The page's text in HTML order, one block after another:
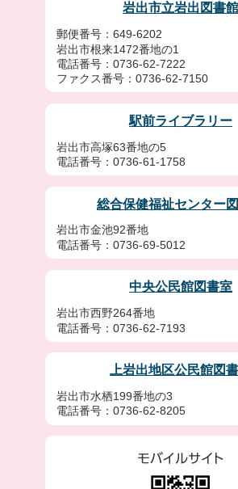
岩出市立岩出図書館
郵便番号：649-6202
岩出市根来1472番地の1
電話番号：0736-62-7222
ファクス番号：0736-62-7150
駅前ライブラリー
岩出市高塚63番地の5
電話番号：0736-61-1758
総合保健福祉センター
岩出市金池92番地
電話番号：0736-69-5012
中央公民館図書室
岩出市西野264番地
電話番号：0736-62-7193
上岩出地区公民館図
岩出市水栖199番地の3
電話番号：0736-62-8205